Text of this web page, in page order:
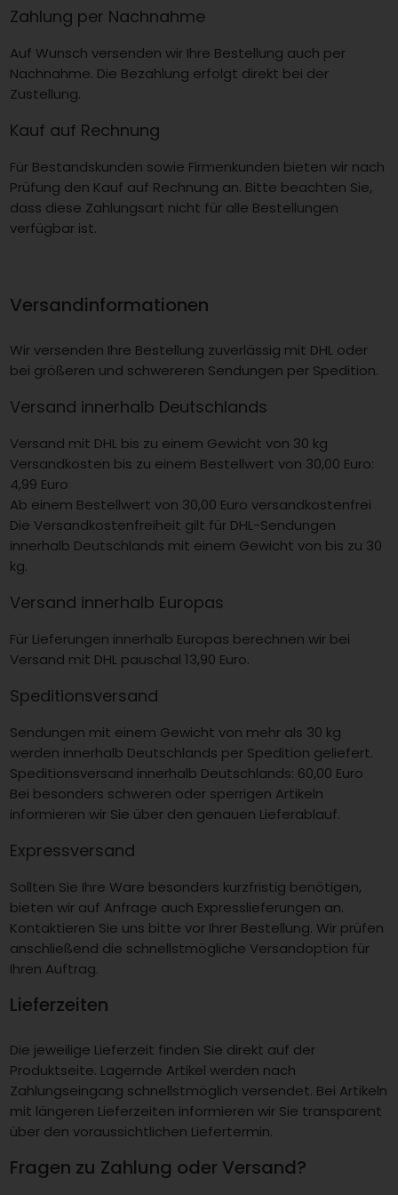
Zahlung per Nachnahme
Auf Wunsch versenden wir Ihre Bestellung auch per
Nachnahme. Die Bezahlung erfolgt direkt bei der
Zustellung.
Kauf auf Rechnung
Für Bestandskunden sowie Firmenkunden bieten wir nach
Prüfung den Kauf auf Rechnung an. Bitte beachten Sie,
dass diese Zahlungsart nicht für alle Bestellungen
verfügbar ist.
Versandinformationen
Wir versenden Ihre Bestellung zuverlässig mit DHL oder
bei größeren und schwereren Sendungen per Spedition.
Versand innerhalb Deutschlands
Versand mit DHL bis zu einem Gewicht von 30 kg
Versandkosten bis zu einem Bestellwert von 30,00 Euro:
4,99 Euro
Ab einem Bestellwert von 30,00 Euro versandkostenfrei
Die Versandkostenfreiheit gilt für DHL-Sendungen
innerhalb Deutschlands mit einem Gewicht von bis zu 30
kg.
Versand innerhalb Europas
Für Lieferungen innerhalb Europas berechnen wir bei
Versand mit DHL pauschal 13,90 Euro.
Speditionsversand
Sendungen mit einem Gewicht von mehr als 30 kg
werden innerhalb Deutschlands per Spedition geliefert.
Speditionsversand innerhalb Deutschlands: 60,00 Euro
Bei besonders schweren oder sperrigen Artikeln
informieren wir Sie über den genauen Lieferablauf.
Expressversand
Sollten Sie Ihre Ware besonders kurzfristig benötigen,
bieten wir auf Anfrage auch Expresslieferungen an.
Kontaktieren Sie uns bitte vor Ihrer Bestellung. Wir prüfen
anschließend die schnellstmögliche Versandoption für
Ihren Auftrag.
Lieferzeiten
Die jeweilige Lieferzeit finden Sie direkt auf der
Produktseite. Lagernde Artikel werden nach
Zahlungseingang schnellstmöglich versendet. Bei Artikeln
mit längeren Lieferzeiten informieren wir Sie transparent
über den voraussichtlichen Liefertermin.
Fragen zu Zahlung oder Versand?